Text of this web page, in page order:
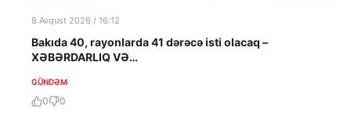
8 Avqust 2026 / 16:12
Bakıda 40, rayonlarda 41 dərəcə isti olacaq –
XƏBƏRDARLIQ VƏ…
GÜNDƏM
0 0